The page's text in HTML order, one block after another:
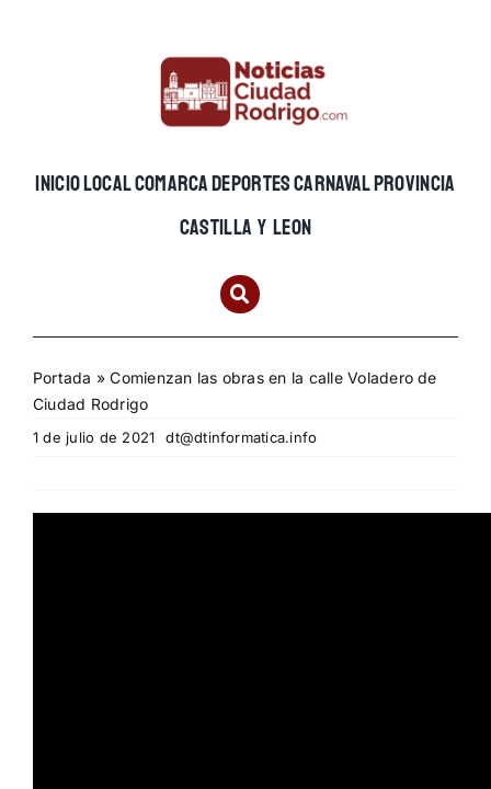
INICIOLOCALCOMARCADEPORTESCARNAVALPROVINCIA
CASTILLA Y LEON
Portada »Comienzan las obras en la calle Voladero de
Ciudad Rodrigo
1 de julio de 2021 dt@dtinformatica.info